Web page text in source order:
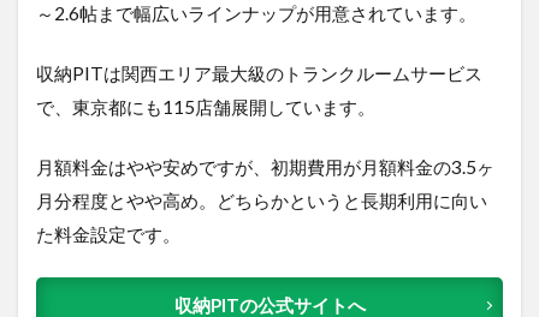
～2.6帖まで幅広いラインナップが用意されています。
収納PITは関西エリア最大級のトランクルームサービス
で、東京都にも115店舗展開しています。
月額料金はやや安めですが、初期費用が月額料金の3.5ヶ
月分程度とやや高め。どちらかというと長期利用に向い
た料金設定です。
収納PITの公式サイトへ